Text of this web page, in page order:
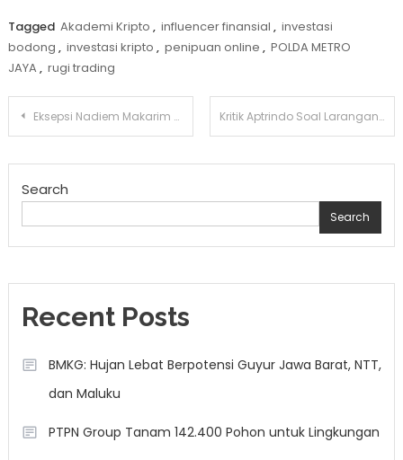
Tagged Akademi Kripto , influencer finansial , investasi
bodong , investasi kripto , penipuan online , POLDA METRO
JAYA , rugi trading
Post
navigation
Eksepsi Nadiem Makarim Ditolak, Perkara Chromebook Lanjut ke Pembuktian Kritik Aptrindo Soal Larangan Truk Sumbu 3 Nataru 2026
Search
Search
Recent Posts
BMKG: Hujan Lebat Berpotensi Guyur Jawa Barat, NTT,
dan Maluku
PTPN Group Tanam 142.400 Pohon untuk Lingkungan